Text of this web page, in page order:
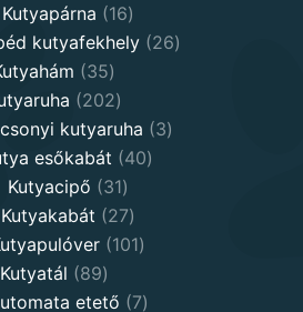
products
Kutyapárna 1616
products
kutyafekhely 2626
3535
products
202202
products
kutyaruha 33
esőkabát 4040
Kutyacipő 3131
products
Kutyakabát 2727
products
101101
Kutyatál 8989
products
etető 77